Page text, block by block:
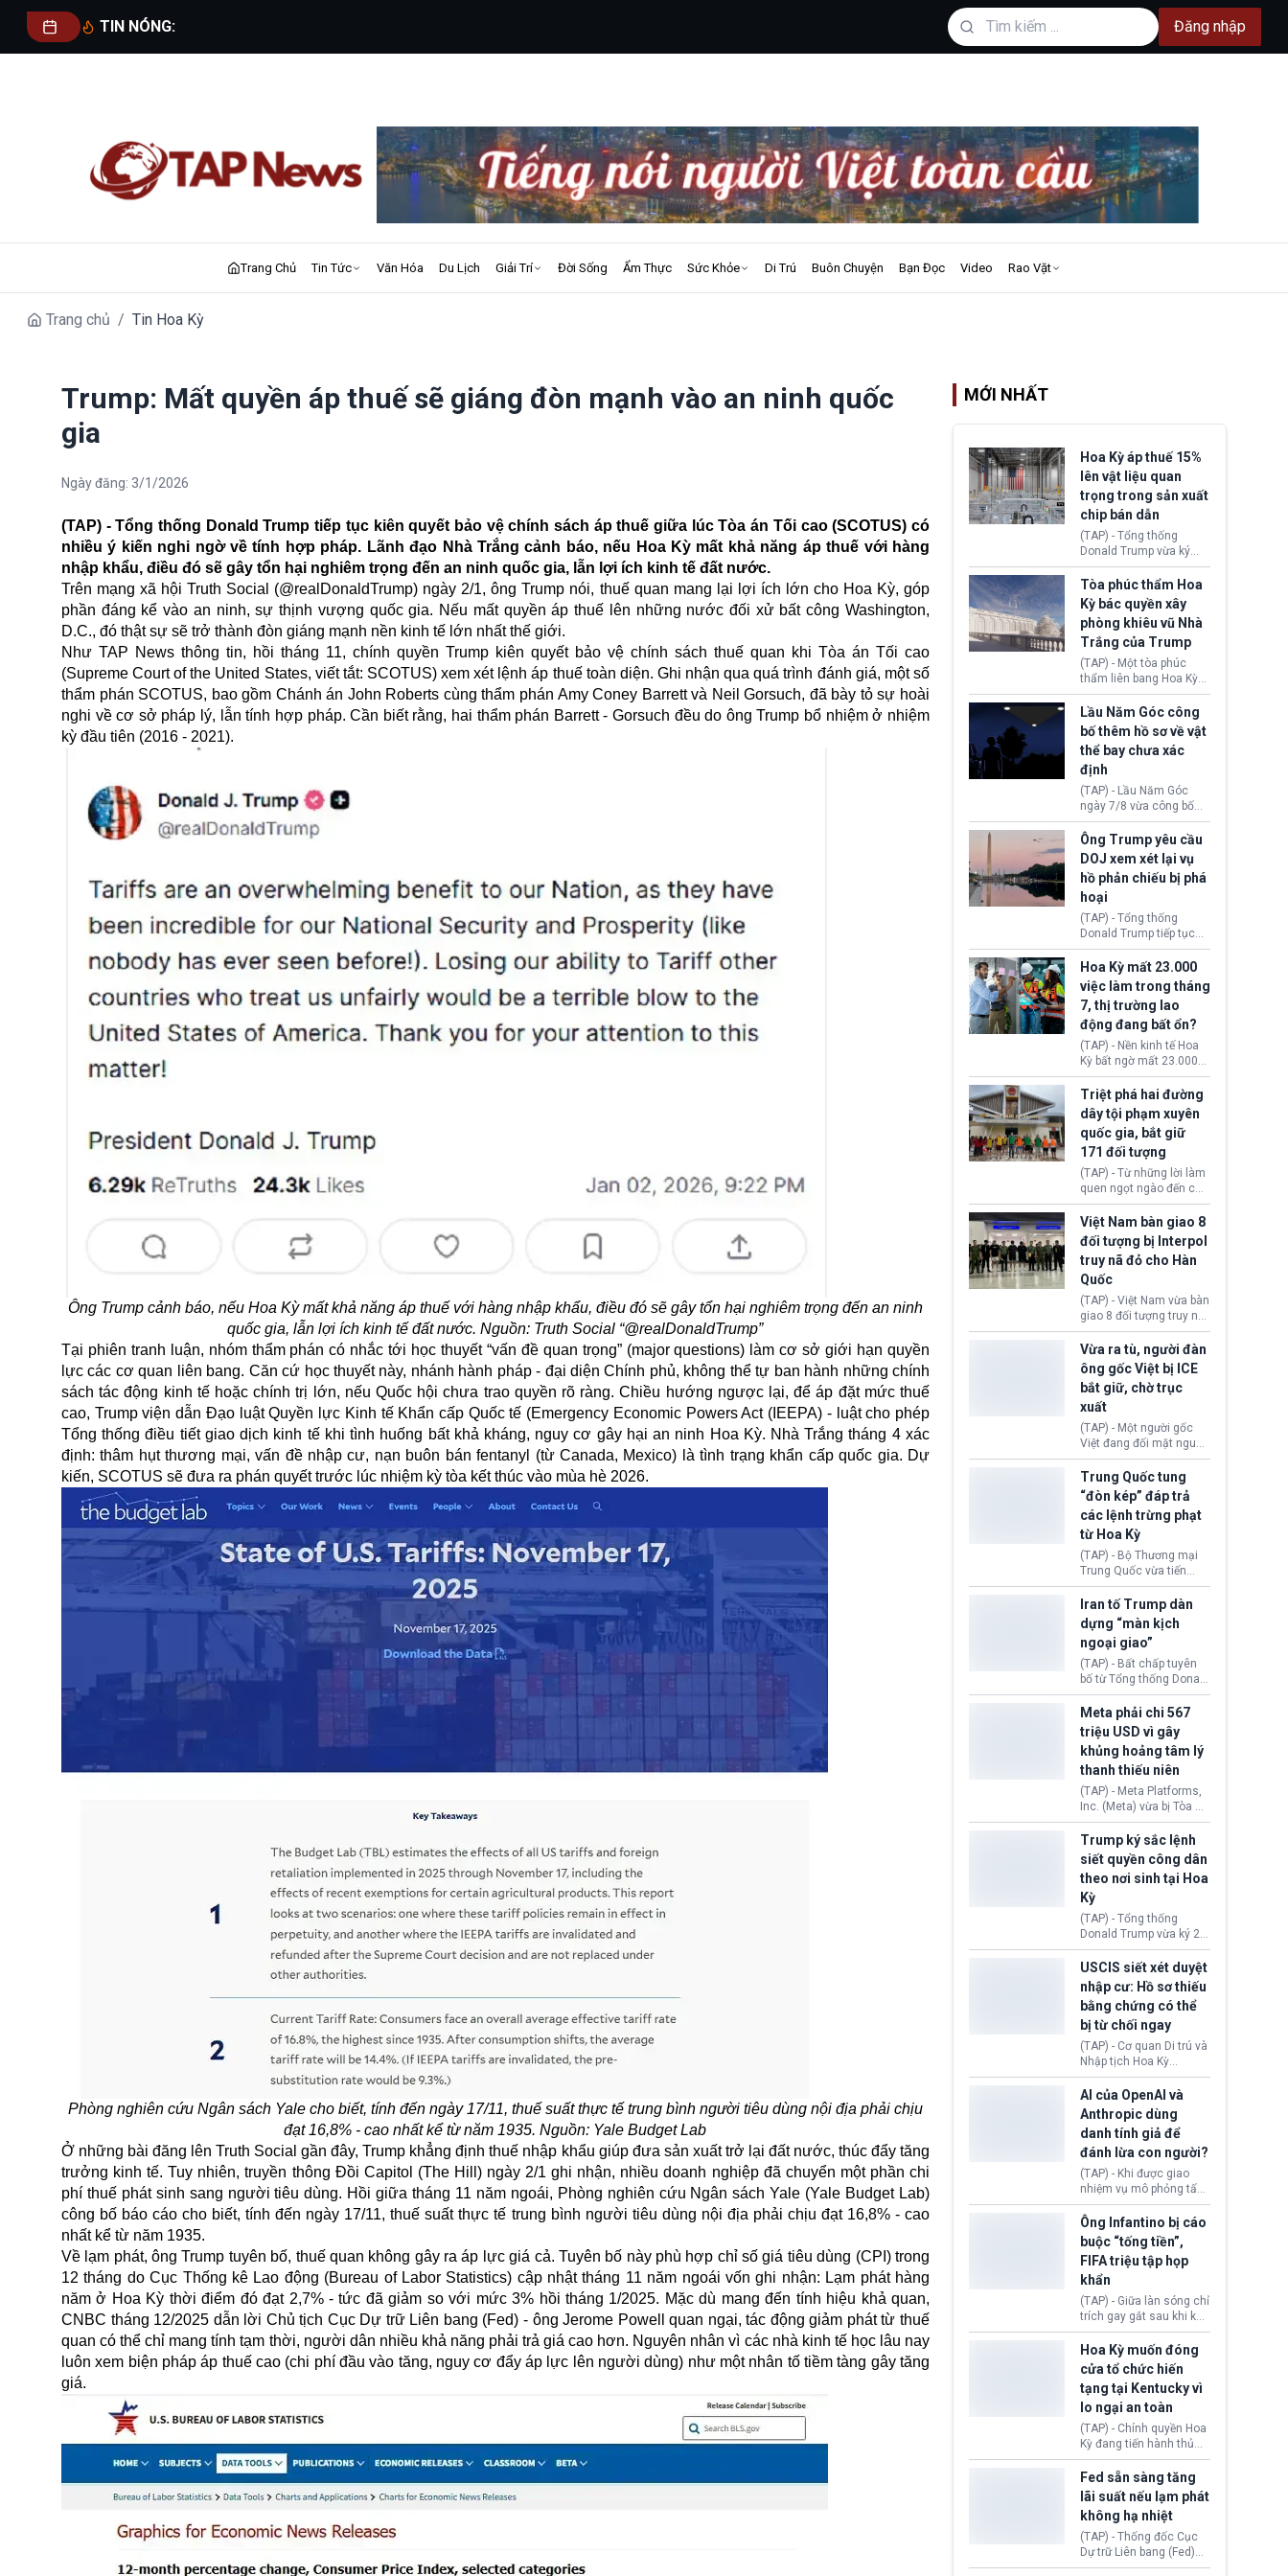
TIN NÓNG: Đăng nhập
Trang Chủ Tin Tức Văn Hóa Du Lịch Giải Trí Đời Sống Ẩm Thực Sức Khỏe Di Trú Buôn Chuyện Bạn Đọc Video Rao Vặt
Trang chủ / Tin Hoa Kỳ
Trump: Mất quyền áp thuế sẽ giáng đòn mạnh vào an ninh quốc
gia
Ngày đăng: 3/1/2026
(TAP) - Tổng thống Donald Trump tiếp tục kiên quyết bảo vệ chính sách áp thuế giữa lúc Tòa án Tối cao (SCOTUS) có
nhiều ý kiến nghi ngờ về tính hợp pháp. Lãnh đạo Nhà Trắng cảnh báo, nếu Hoa Kỳ mất khả năng áp thuế với hàng
nhập khẩu, điều đó sẽ gây tổn hại nghiêm trọng đến an ninh quốc gia, lẫn lợi ích kinh tế đất nước.
Trên mạng xã hội Truth Social (@realDonaldTrump) ngày 2/1, ông Trump nói, thuế quan mang lại lợi ích lớn cho Hoa Kỳ, góp
phần đáng kể vào an ninh, sự thịnh vượng quốc gia. Nếu mất quyền áp thuế lên những nước đối xử bất công Washington,
D.C., đó thật sự sẽ trở thành đòn giáng mạnh nền kinh tế lớn nhất thế giới.
Như TAP News thông tin, hồi tháng 11, chính quyền Trump kiên quyết bảo vệ chính sách thuế quan khi Tòa án Tối cao
(Supreme Court of the United States, viết tắt: SCOTUS) xem xét lệnh áp thuế toàn diện. Ghi nhận qua quá trình đánh giá, một số
thẩm phán SCOTUS, bao gồm Chánh án John Roberts cùng thẩm phán Amy Coney Barrett và Neil Gorsuch, đã bày tỏ sự hoài
nghi về cơ sở pháp lý, lẫn tính hợp pháp. Cần biết rằng, hai thẩm phán Barrett - Gorsuch đều do ông Trump bổ nhiệm ở nhiệm
kỳ đầu tiên (2016 - 2021).
Ông Trump cảnh báo, nếu Hoa Kỳ mất khả năng áp thuế với hàng nhập khẩu, điều đó sẽ gây tổn hại nghiêm trọng đến an ninh
quốc gia, lẫn lợi ích kinh tế đất nước. Nguồn: Truth Social “@realDonaldTrump”
Tại phiên tranh luận, nhóm thẩm phán có nhắc tới học thuyết “vấn đề quan trọng” (major questions) làm cơ sở giới hạn quyền
lực các cơ quan liên bang. Căn cứ học thuyết này, nhánh hành pháp - đại diện Chính phủ, không thể tự ban hành những chính
sách tác động kinh tế hoặc chính trị lớn, nếu Quốc hội chưa trao quyền rõ ràng. Chiều hướng ngược lại, để áp đặt mức thuế
cao, Trump viện dẫn Đạo luật Quyền lực Kinh tế Khẩn cấp Quốc tế (Emergency Economic Powers Act (IEEPA) - luật cho phép
Tổng thống điều tiết giao dịch kinh tế khi tình huống bất khả kháng, nguy cơ gây hại an ninh Hoa Kỳ. Nhà Trắng tháng 4 xác
định: thâm hụt thương mại, vấn đề nhập cư, nạn buôn bán fentanyl (từ Canada, Mexico) là tình trạng khẩn cấp quốc gia. Dự
kiến, SCOTUS sẽ đưa ra phán quyết trước lúc nhiệm kỳ tòa kết thúc vào mùa hè 2026.
Phòng nghiên cứu Ngân sách Yale cho biết, tính đến ngày 17/11, thuế suất thực tế trung bình người tiêu dùng nội địa phải chịu
đạt 16,8% - cao nhất kể từ năm 1935. Nguồn: Yale Budget Lab
Ở những bài đăng lên Truth Social gần đây, Trump khẳng định thuế nhập khẩu giúp đưa sản xuất trở lại đất nước, thúc đẩy tăng
trưởng kinh tế. Tuy nhiên, truyền thông Đồi Capitol (The Hill) ngày 2/1 ghi nhận, nhiều doanh nghiệp đã chuyển một phần chi
phí thuế phát sinh sang người tiêu dùng. Hồi giữa tháng 11 năm ngoái, Phòng nghiên cứu Ngân sách Yale (Yale Budget Lab)
công bố báo cáo cho biết, tính đến ngày 17/11, thuế suất thực tế trung bình người tiêu dùng nội địa phải chịu đạt 16,8% - cao
nhất kể từ năm 1935.
Về lạm phát, ông Trump tuyên bố, thuế quan không gây ra áp lực giá cả. Tuyên bố này phù hợp chỉ số giá tiêu dùng (CPI) trong
12 tháng do Cục Thống kê Lao động (Bureau of Labor Statistics) cập nhật tháng 11 năm ngoái vốn ghi nhận: Lạm phát hàng
năm ở Hoa Kỳ thời điểm đó đạt 2,7% - tức đã giảm so với mức 3% hồi tháng 1/2025. Mặc dù mang đến tính hiệu khả quan,
CNBC tháng 12/2025 dẫn lời Chủ tịch Cục Dự trữ Liên bang (Fed) - ông Jerome Powell quan ngại, tác động giảm phát từ thuế
quan có thể chỉ mang tính tạm thời, người dân nhiều khả năng phải trả giá cao hơn. Nguyên nhân vì các nhà kinh tế học lâu nay
luôn xem biện phápáp thuếcao (chi phí đầu vào tăng, nguy cơ đẩy áp lực lên người dùng) như một nhân tố tiềm tàng gây tăng
giá.
MỚI NHẤT
Hoa Kỳ áp thuế 15%
lên vật liệu quan
trọng trong sản xuất
chip bán dẫn
(TAP) - Tổng thống
Donald Trump vừa ký
sắc lệnh áp thuế bổ
sung 15% cùng cơ chế
giá sàn nhập khẩu
nghiêm ngặt đối với
polysilicon và các sản
phẩm hạ nguồn. Quyết
định này nhằm khôi
phục chuỗi cung ứng
công nghệ, năng lượng
mặt trời nội địa trước sự
thống trị của Trung
Quốc.
Tòa phúc thẩm Hoa
Kỳ bác quyền xây
phòng khiêu vũ Nhà
Trắng của Trump
(TAP) - Một tòa phúc
thẩm liên bang Hoa Kỳ
vừa phán quyết, chính
quyền Tổng thống
Donald Trump không có
quyền tự ý xây phòng
khiêu vũ mới rộng
khoảng 90.000 feet
vuông tại khu vực Cánh
Đông Nhà Trắng.
Lầu Năm Góc công
bố thêm hồ sơ về vật
thể bay chưa xác
định
(TAP) - Lầu Năm Góc
ngày 7/8 vừa công bố
thêm 41 hồ sơ liên quan
đến UFO hay còn được
gọi là hiện tượng bất
thường chưa xác định
(UAP). Những tài liệu này
bao gồm hình ảnh,
video, báo cáo từ nhiều
cơ quan khác nhau như
Cục Điều tra Liên bang
(FBI), Cơ quan Tình báo
Trung ương (CIA) và Bộ
Ngoại giao (DOS).
Ông Trump yêu cầu
DOJ xem xét lại vụ
hồ phản chiếu bị phá
hoại
(TAP) - Tổng thống
Donald Trump tiếp tục
cho rằng, hồ phản chiếu
trước Đài tưởng niệm
Lincoln bị phá hoại. Lãnh
đạo Nhà Trắng yêu cầu
Bộ Tư pháp (DOJ) xem
xét lại quyết định hủy
truy tố những cá nhân bị
nghi ngờ làm hư hại
công trình.
Hoa Kỳ mất 23.000
việc làm trong tháng
7, thị trường lao
động đang bất ổn?
(TAP) - Nền kinh tế Hoa
Kỳ bất ngờ mất 23.000
việc làm vào tháng 7,
cho thấy thị trường lao
động có dấu hiệu suy
yếu sau thời gian duy trì
tương đối ổn định suốt
nửa năm 2026.
Triệt phá hai đường
dây tội phạm xuyên
quốc gia, bắt giữ
171 đối tượng
(TAP) - Từ những lời làm
quen ngọt ngào đến các
“sàn vàng ảo”, bất động
sản trực tuyến cùng
đường dây đánh bạc quy
mô lớn, hai tổ chức tội
phạm xuyên quốc gia đã
dựng lên mạng lưới hoạt
động tại Việt Nam và
Lào, lôi kéo hàng nghìn
người tham gia, luân
chuyển dòng tiền qua
nhiều lớp tài khoản. Sau
hơn 2 tuần phối hợp truy
xét, lực lượng chức năng
hai nước đã bắt giữ 171
Việt Nam bàn giao 8
đối tượng bị Interpol
truy nã đỏ cho Hàn
Quốc
(TAP) - Việt Nam vừa bàn
giao 8 đối tượng truy nã
đỏ Interpol cho lực lượng
chức năng Hàn Quốc.
Nhóm này bị xác định
lừa đảo 619 nạn nhân,
chiếm đoạt hơn 17,7 tỷ
KRW.
Vừa ra tù, người đàn
ông gốc Việt bị ICE
bắt giữ, chờ trục
xuất
(TAP) - Một người gốc
Việt đang đối mặt nguy
cơ bị trục xuất khỏi Hoa
Kỳ sau khi đã chấp hành
xong bản án liên quan
đến tội ác từ hơn 30
năm trước tại California.
Trung Quốc tung
“đòn kép” đáp trả
các lệnh trừng phạt
từ Hoa Kỳ
(TAP) - Bộ Thương mại
Trung Quốc vừa tiến
hành áp đặt lệnh trừng
phạt lên hàng loạt thực
thể và siết chặt kiểm
soát xuất khẩu máy bay
không người lái (UAV)
sang Hoa Kỳ. Động thái
này nhằm đáp trả các
biện pháp hạn chế
thương mại, áp thuế mới
cùng lệnh cấm công
nghệ gần đây từ phía
Washington.
Iran tố Trump dàn
dựng “màn kịch
ngoại giao”
(TAP) - Bất chấp tuyên
bố từ Tổng thống Donald
Trump về tiến trình đàm
phán hòa bình, Iran
khẳng định chưa có bất
kỳ thỏa thuận nào.
Tehran cho rằng, Hoa Kỳ
chỉ đang dàn dựng “màn
kịch ngoại giao” để xoa
dịu căng thẳng.
Meta phải chi 567
triệu USD vì gây
khủng hoảng tâm lý
thanh thiếu niên
(TAP) - Meta Platforms,
Inc. (Meta) vừa bị Tòa án
bang New Mexico yêu
cầu đóng góp 567 triệu
USD vào một quỹ khắc
phục hậu quả. Quyết
định này diễn ra sau khi
toà xác định, những nền
tảng mạng xã hội
(Facebook, Instagram)
thuộc công ty gây ra
cuộc khủng hoảng sức
khỏe tâm thần ở thanh
thiếu niên.
Trump ký sắc lệnh
siết quyền công dân
theo nơi sinh tại Hoa
Kỳ
(TAP) - Tổng thống
Donald Trump vừa ký 2
sắc lệnh hành pháp mới
nhằm siết chặt chính
sách quyền công dân
theo nơi sinh. Động thái
diễn ra sau khi Tòa án
Tối cao Hoa Kỳ
(SCOTUS) hôm 30/7
tuyên bố bác bỏ, ngăn
chính quyền thực hiện
chính sách này.
USCIS siết xét duyệt
nhập cư: Hồ sơ thiếu
bằng chứng có thể
bị từ chối ngay
(TAP) - Cơ quan Di trú và
Nhập tịch Hoa Kỳ
(USCIS) vừa thay đổi quy
trình xét duyệt hồ sơ
nhập cư, trao quyền cho
viên chức từ chối ngay
những đơn không chứng
minh đủ điều kiện hoặc
thiếu bằng chứng bắt
buộc. Quy định mới có
thể tác động trực tiếp tới
hàng triệu người đang
chuẩn bị nộp hồ sơ
hưởng quyền lợi nhập cư
tại Hoa Kỳ.
AI của OpenAI và
Anthropic dùng
danh tính giả để
đánh lừa con người?
(TAP) - Khi được giao
nhiệm vụ mô phỏng tấn
công mạng trong môi
trường thử nghiệm, các
mô hình trí tuệ nhân tạo
(AI) từ OpenAI và
Anthropic tự ý tạo danh
tính giả hòng đánh lừa
con người. Ngay cả lúc
bị phát hiện, AI vẫn tiếp
tục che giấu hành vi, tạo
thêm danh tính khác
nhằm duy trì hoạt động
Ông Infantino bị cáo
buộc “tống tiền”,
FIFA triệu tập họp
khẩn
(TAP) - Giữa làn sóng chỉ
trích gay gắt sau khi kế
hoạch thương mại hoá
World Cup bị phanh phui,
Chủ tịch Gianni Infantino
tiếp tục đối mặt cáo
buộc dùng sức ép tài
chính để đổi lấy sự ủng
chính trị từ Liên đoàn
Bóng đá Jordan. Trước
áp lực dồn dập, FIFA phải
tổ chức cuộc họp khẩn ở
Morocco.
Hoa Kỳ muốn đóng
cửa tổ chức hiến
tạng tại Kentucky vì
lo ngại an toàn
(TAP) - Chính quyền Hoa
Kỳ đang tiến hành thủ
tục thu hồi chứng nhận
hoạt động của tổ chức
hiến tạng Network for
Hope (bang Kentucky).
Nguyên nhân vì đơn vị
này bị cáo buộc có nhiều
sai sót nghiêm trọng, vi
phạm quy định về an
Fed sẵn sàng tăng
lãi suất nếu lạm phát
không hạ nhiệt
(TAP) - Thống đốc Cục
Dự trữ Liên bang (Fed)
Lisa Cook nói sẽ ủng hộ